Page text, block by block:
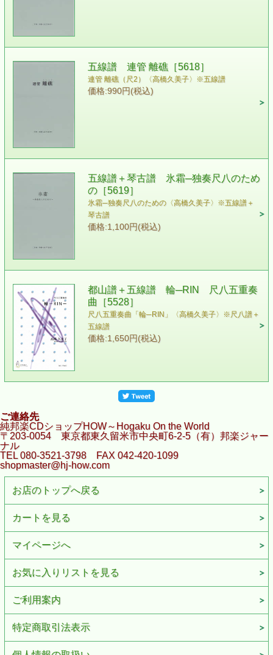
五線譜 連管 離礁［5618］
連管 離礁（尺2）〈高橋久美子〉※五線譜
価格:990円(税込)
五線譜＋琴古譜 氷霜─独奏尺八のため
の［5619］
氷霜─独奏尺八のための〈高橋久美子〉※五線譜＋
琴古譜
価格:1,100円(税込)
都山譜＋五線譜 輪─RIN 尺八五重奏
曲［5528］
尺八五重奏曲「輪─RIN」〈高橋久美子〉※尺八譜＋
五線譜
価格:1,650円(税込)
ご連絡先
純邦楽CDショップHOW～Hogaku On the World
〒203-0054 東京都東久留米市中央町6-2-5（有）邦楽ジャー
ナル
TEL 080-3521-3798 FAX 042-420-1099
shopmaster@hj-how.com
お店のトップへ戻る
カートを見る
マイページへ
お気に入りリストを見る
ご利用案内
特定商取引法表示